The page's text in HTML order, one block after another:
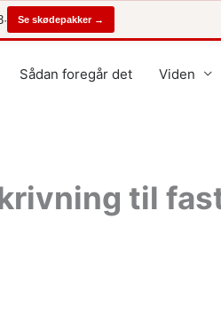
· Se skødepakker →
Sådan foregår det Viden
til